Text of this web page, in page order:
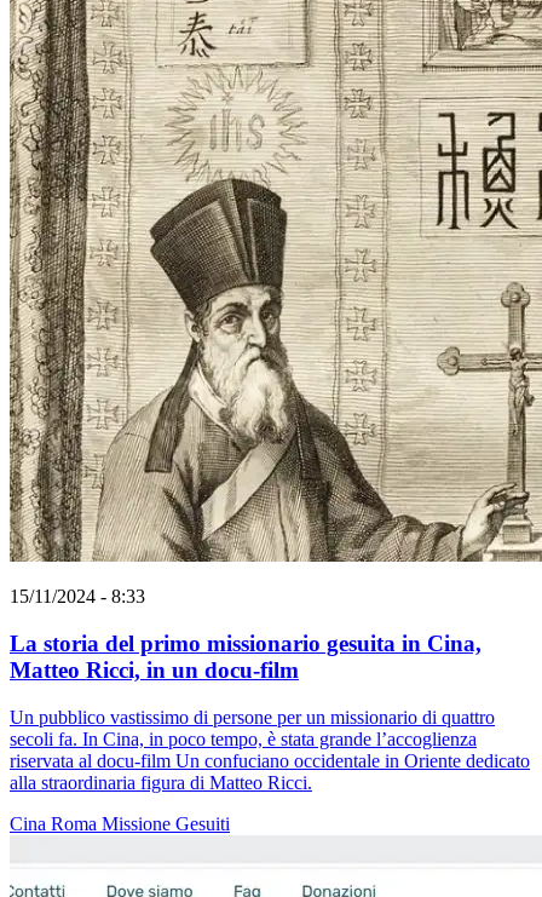
15/11/2024 - 8:33
La storia del primo missionario gesuita in Cina,
Matteo Ricci, in un docu-film
Un pubblico vastissimo di persone per un missionario di quattro
secoli fa. In Cina, in poco tempo, è stata grande l’accoglienza
riservata al docu-film Un confuciano occidentale in Oriente dedicato
alla straordinaria figura di Matteo Ricci.
Cina Roma Missione Gesuiti